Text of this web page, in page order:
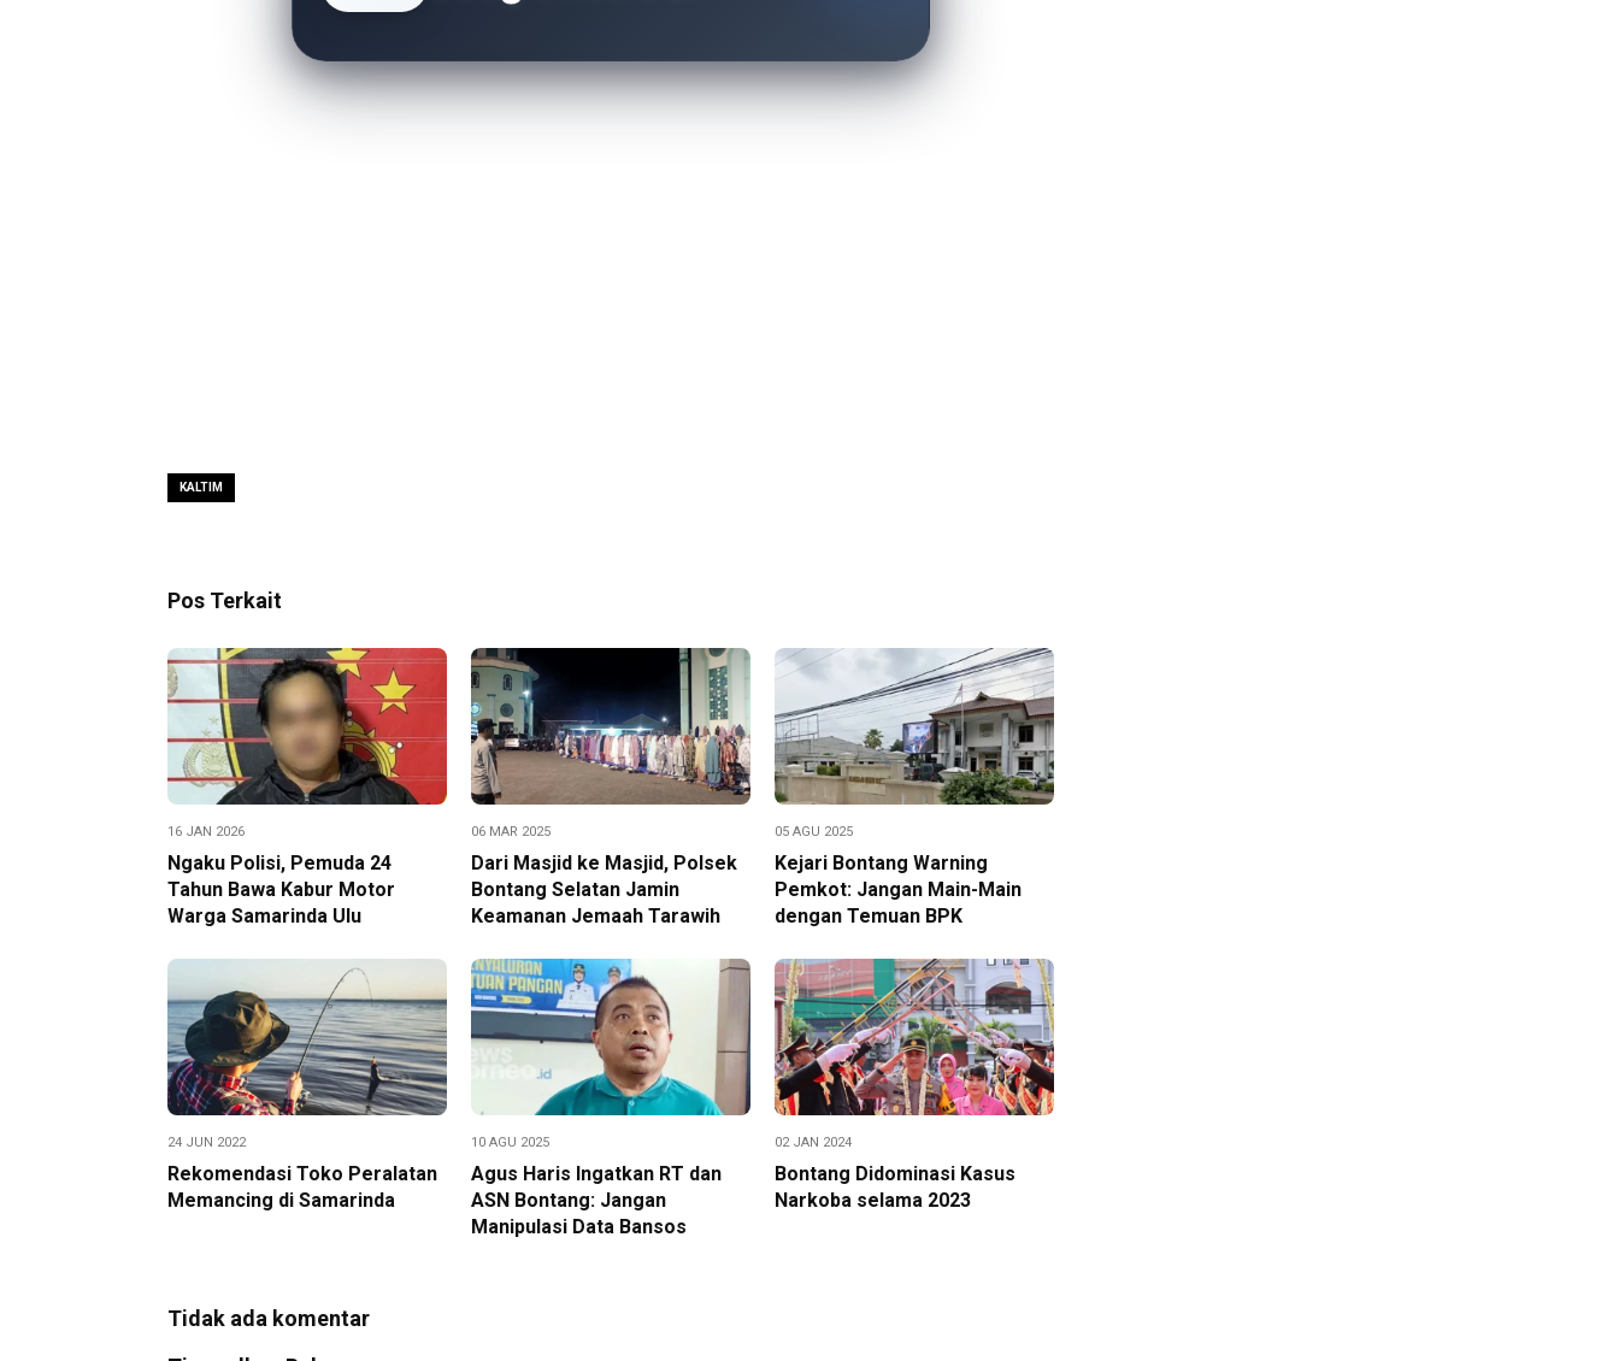
KALTIM
Pos Terkait
16 JAN 2026
Ngaku Polisi, Pemuda 24
Tahun Bawa Kabur Motor
Warga Samarinda Ulu
06 MAR 2025
Dari Masjid ke Masjid, Polsek
Bontang Selatan Jamin
Keamanan Jemaah Tarawih
05 AGU 2025
Kejari Bontang Warning
Pemkot: Jangan Main-Main
dengan Temuan BPK
24 JUN 2022
Rekomendasi Toko Peralatan
Memancing di Samarinda
10 AGU 2025
Agus Haris Ingatkan RT dan
ASN Bontang: Jangan
Manipulasi Data Bansos
02 JAN 2024
Bontang Didominasi Kasus
Narkoba selama 2023
Tidak ada komentar